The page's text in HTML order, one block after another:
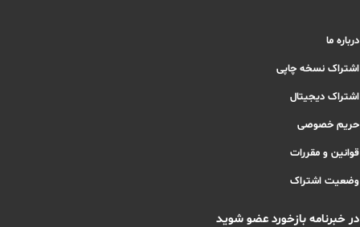
درباره ما
اشتراک نسخه چاپی
اشتراک دیجیتال
حریم خصوصی
قوانین و مقررات
وضعیت اشتراک
در خبرنامه بازخورد عضو شوید